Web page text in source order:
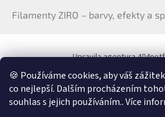
🍪 Používáme cookies, aby váš
co nejlepší. Dalším procházením
souhlas s jejich používáním.. Více
Filamenty ZIRO – barvy, efekty a
Upravila agentura
Katalog filamentů